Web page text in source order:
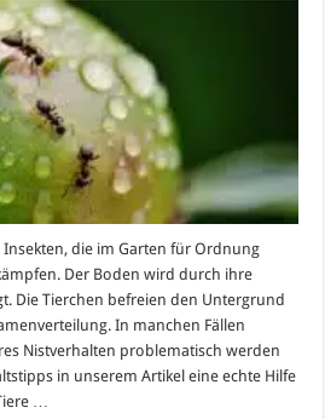
Hilfe
bei
Ameisen
im
Haus
und
Garten
die im Garten für Ordnung
Der Boden wird durch ihre
Die Tierchen befreien den Untergrund
In manchen Fällen
Nistverhalten problematisch werden
in unserem Artikel eine echte Hilfe
…